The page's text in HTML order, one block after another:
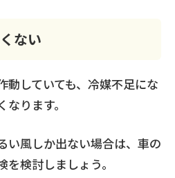
ない
動していても、冷媒不足にな
ります。
い風しか出ない場合は、車の
検討しましょう。